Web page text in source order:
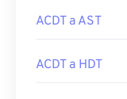
ACDT a AST
ACDT a HDT